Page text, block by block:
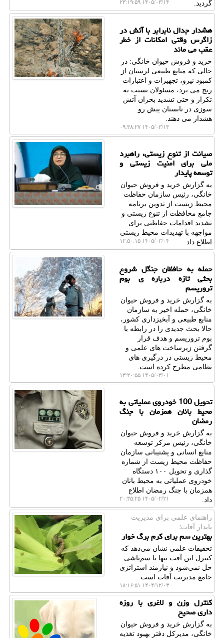
گردید. ۱۴۰۵/۰۳/۱۴ ۲۳:۱۹:۵۹
هشدار جدال نابرابر با آتش در
زاگرس وقتی امکانات از خطر
عقب می ماند
خرید و فروش حیوان خانگی: در
حالی که منابع طبیعی لرستان از
کمبود نیرو، تجهیزات و اعتبارات
رنج می برد، مسئولان نسبت به
تکرار و حتی تشدید بحران آتش
سوزی در تابستان پیش رو
هشدار می دهند.
۱۴۰۵/۰۳/۱۳ ۰۹:۳۸:۲۷
صیانت از تنوع زیستی، راهبرد
ملی برای امنیت زیستی و
توسعه پایدار
به گزارش خرید و فروش حیوان
خانگی، رئیس سازمان حفاظت
محیط زیست از تدوین برنامه
جامع محافظت از تنوع زیستی و
تشدید اقدامات حفاظتی برای
مواجهه با تهدیدات محیط زیستی
اطلاع داد.
۱۴۰۵/۰۳/۰۴ ۱۲:۵۰:۱۵
حمله به حافظان جنگل شروع
بحثی تازه درباره ی بوم
تروریسم
به گزارش خرید و فروش حیوان
خانگی، حمله اخیر به سازمان
منابع طبیعی و آبخیزداری کشور،
حالا بحث جدیدی را در رابطه با
بوم تروریسم و هدف قرار
گرفتن زیرساخت های علمی و
محیط زیستی در درگیری های
نظامی مطرح کرده است.
۱۴۰۵/۰۳/۰۱ ۱۳:۲۰:۵۵
تحویل 100 خودروی عملیاتی به
محیط بانان همزمان با جنگ
رمضان
به گزارش خرید و فروش حیوان
خانگی، رئیس مرکز توسعه
منابع انسانی و پشتیبانی سازمان
حفاظت محیط زیست از شماره
گذاری و تحویل ۱۰۰ دستگاه
خودروی عملیاتی به محیط بانان
همزمان با جنگ رمضان اطلاع
داد.
۱۴۰۵/۰۲/۲۱ ۲۰:۳۵:۲۵
راهنمای علمی برای مدیریت
پایدار آفات؛
بهترین سم برای کرم برگ خوار
تحقیقات علمی نشان می‌دهد که
کنترل این آفت تنها با سم‌پاشی
حل نمی‌شود و نیازمند استراتژی
جامع مدیریت آفات است.
۱۴۰۴/۱۲/۰۳ ۱۸:۱۶:۵۱
کنترل وزن و لاغری با روزه
داری صحیح
به گزارش خرید و فروش حیوان
خانگی، مدیرکل دفتر بهبود تغذیه